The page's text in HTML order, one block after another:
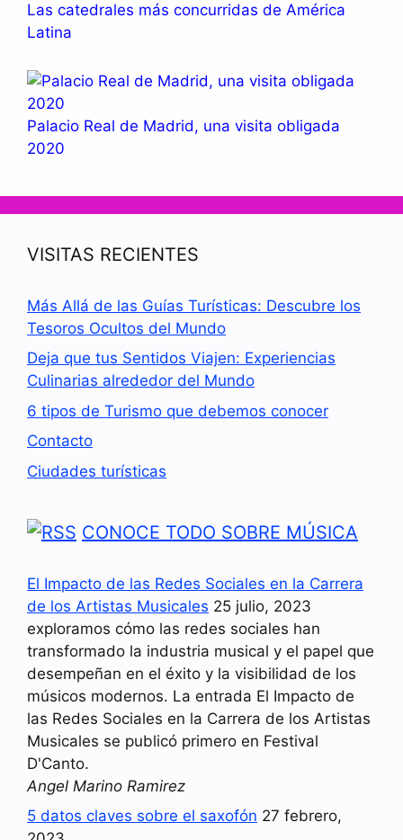
Las catedrales más concurridas de América
Latina
Palacio Real de Madrid, una visita obligada
2020
VISITAS RECIENTES
Más Allá de las Guías Turísticas: Descubre los
Tesoros Ocultos del Mundo
Deja que tus Sentidos Viajen: Experiencias
Culinarias alrededor del Mundo
6 tipos de Turismo que debemos conocer
Contacto
Ciudades turísticas
CONOCE TODO SOBRE MÚSICA
El Impacto de las Redes Sociales en la Carrera
de los Artistas Musicales 25 julio, 2023
exploramos cómo las redes sociales han
transformado la industria musical y el papel que
desempeñan en el éxito y la visibilidad de los
músicos modernos. La entrada El Impacto de
las Redes Sociales en la Carrera de los Artistas
Musicales se publicó primero en Festival
D'Canto.
Angel Marino Ramirez
5 datos claves sobre el saxofón 27 febrero,